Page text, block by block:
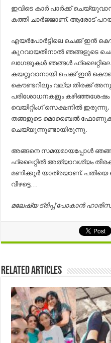
ഇവിടെ കാര്‍ പാര്‍ക്ക്
കത്തി ചാര്‍ജ്ജാണ്. ആരോട്
എയര്‍പോര്‍ട്ടിലെ ചെക്ക് ഇന്‍
കുറവായതിനാല്‍ ഞങ്ങളുടെ
ലഗേജുകള്‍ ഞങ്ങള്‍
കയറ്റുവാനായി ചെക്ക് ഇന്‍
കൌണ്ടറിലും വല്യ തിരക്ക്
പരിശോധനകളും കഴിഞ്ഞശേഷം
വെയിറ്റിംഗ് സെക്ഷനില്‍
തങ്ങളുടെ മൊബൈല്‍
ചെയ്യുന്നുണ്ടായിരുന്നു.
അങ്ങനെ സമയമായപ്പോള്‍ ഞങ്ങള്‍
ഫ്ലൈറ്റില്‍ അത്യാവശ്യം
മണിക്കൂര്‍ യാത്രയാണ്. പതിയെ
വീഴട്ടെ…
മലേഷ്യ ട്രിപ്പ് പോകാൻ ഹാരിസ്
Related Articles